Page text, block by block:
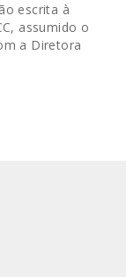
escrita à
assumido o
a Diretora